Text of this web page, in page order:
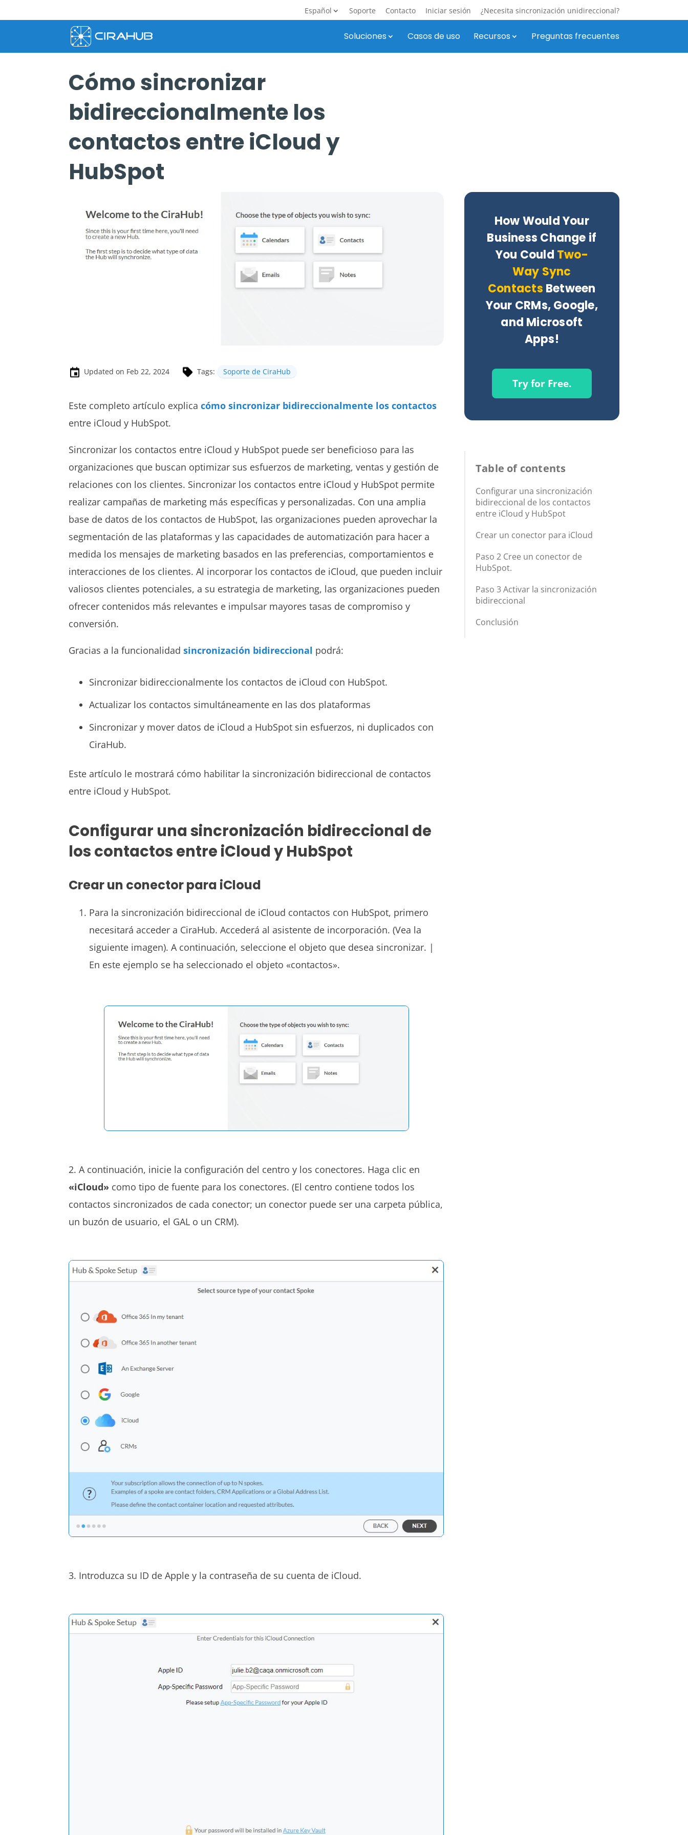
Español Soporte Contacto Iniciar sesión ¿Necesita sincronización unidireccional?
Soluciones Casos de uso Recursos Preguntas frecuentes
Cómo sincronizar
bidireccionalmente los
contactos entre iCloud y
HubSpot
Updated on Feb 22, 2024 Tags: Soporte de CiraHub
Este completo artículo explica cómo sincronizar bidireccionalmente los contactos
entre iCloud y HubSpot.
Sincronizar los contactos entre iCloud y HubSpot puede ser beneficioso para las
organizaciones que buscan optimizar sus esfuerzos de marketing, ventas y gestión de
relaciones con los clientes. Sincronizar los contactos entre iCloud y HubSpot permite
realizar campañas de marketing más específicas y personalizadas. Con una amplia
base de datos de los contactos de HubSpot, las organizaciones pueden aprovechar la
segmentación de las plataformas y las capacidades de automatización para hacer a
medida los mensajes de marketing basados en las preferencias, comportamientos e
interacciones de los clientes. Al incorporar los contactos de iCloud, que pueden incluir
valiosos clientes potenciales, a su estrategia de marketing, las organizaciones pueden
ofrecer contenidos más relevantes e impulsar mayores tasas de compromiso y
conversión.
Gracias a la funcionalidadsincronización bidireccional podrá:
Sincronizar bidireccionalmente los contactos de iCloud con HubSpot.
Actualizar los contactos simultáneamente en las dos plataformas
Sincronizar y mover datos de iCloud a HubSpot sin esfuerzos, ni duplicados con
CiraHub.
Este artículo le mostrará cómo habilitar la sincronización bidireccional de contactos
entre iCloud y HubSpot.
Configurar una sincronización bidireccional de
los contactos entre iCloud yHubSpot
Crear un conector para iCloud
Para la sincronización bidireccional de iCloud contactos con HubSpot, primero
necesitará acceder a CiraHub. Accederá al asistente de incorporación. (Vea la
siguiente imagen). A continuación, seleccione el objeto que desea sincronizar. |
En este ejemplo se ha seleccionado el objeto «contactos».
2. A continuación, inicie la configuración del centro y los conectores. Haga clic en
«iCloud» como tipo de fuente para los conectores. (El centro contiene todos los
contactos sincronizados de cada conector; un conector puede ser una carpeta pública,
un buzón de usuario, el GAL o un CRM).
3. Introduzca su ID de Apple y la contraseña de su cuenta de iCloud.
How Would Your
Business Change if
You Could Two-
Way Sync
Contacts Between
Your CRMs, Google,
and Microsoft
Apps!
Try for Free.
Table of contents
Configurar una sincronización
bidireccional de los contactos
entre iCloud y HubSpot
Crear un conector para iCloud
Paso 2 Cree un conector de
HubSpot.
Paso 3 Activar la sincronización
bidireccional
Conclusión